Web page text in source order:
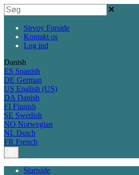
Sirvoy Forside
Kontakt os
Log ind
Danish
ES Spanish
DE German
US English (US)
DA Danish
FI Finnish
SE Swedish
NO Norwegian
NL Dutch
FR French
Startside